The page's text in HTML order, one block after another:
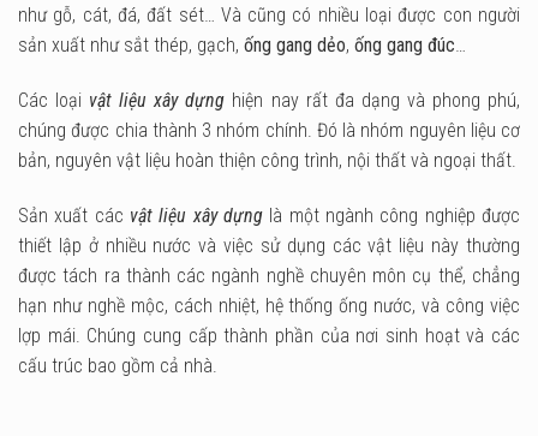
như gỗ, cát, đá, đất sét… Và cũng có nhiều loại được con người
sản xuất như sắt thép, gạch, ống gang dẻo, ống gang đúc…
Các loại vật liệu xây dựng hiện nay rất đa dạng và phong phú,
chúng được chia thành 3 nhóm chính. Đó là nhóm nguyên liệu cơ
bản, nguyên vật liệu hoàn thiện công trình, nội thất và ngoại thất.
Sản xuất các vật liệu xây dựng là một ngành công nghiệp được
thiết lập ở nhiều nước và việc sử dụng các vật liệu này thường
được tách ra thành các ngành nghề chuyên môn cụ thể, chẳng
hạn như nghề mộc, cách nhiệt, hệ thống ống nước, và công việc
lợp mái. Chúng cung cấp thành phần của nơi sinh hoạt và các
cấu trúc bao gồm cả nhà.